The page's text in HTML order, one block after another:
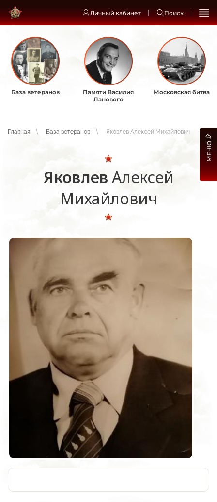
Личный кабинет Поиск
База ветеранов
Памяти Василия
Ланового
Московская битва
Главная База ветеранов Яковлев Алексей Михайлович
Яковлев Алексей
Михайлович
МЕНЮ